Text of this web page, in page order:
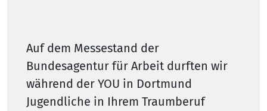
Auf dem Messestand der
Bundesagentur für Arbeit durften wir
während der YOU in Dortmund
Jugendliche in Ihrem Traumberuf